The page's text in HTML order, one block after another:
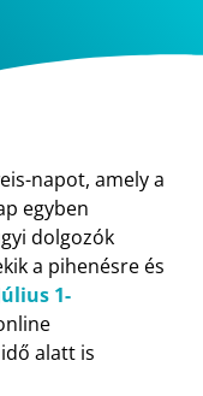
napot, amely a
egyben
dolgozók
a pihenésre és
1-
alatt is